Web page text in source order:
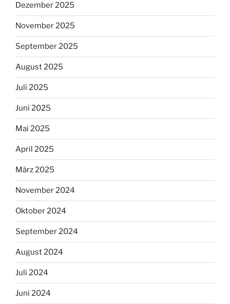
Dezember 2025
November 2025
September 2025
August 2025
Juli 2025
Juni 2025
Mai 2025
April 2025
März 2025
November 2024
Oktober 2024
September 2024
August 2024
Juli 2024
Juni 2024